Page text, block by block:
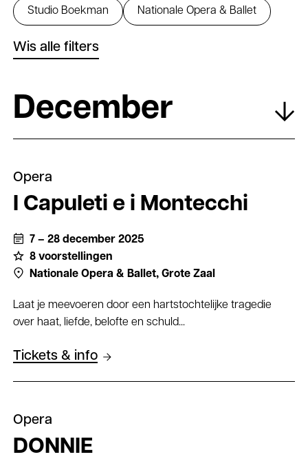
Studio Boekman Nationale Opera & Ballet
Wis alle filters
December
Opera
I Capuleti e i Montecchi
7 – 28 december 2025
8 voorstellingen
Nationale Opera & Ballet, Grote Zaal
Laat je meevoeren door een hartstochtelijke tragedie
over haat, liefde, belofte en schuld...
Tickets & info
Opera
DONNIE